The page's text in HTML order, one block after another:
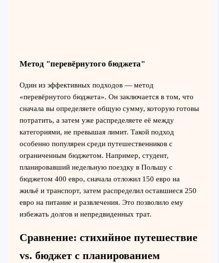
Метод "перевёрнутого бюджета"
Один из эффективных подходов — метод
«перевёрнутого бюджета». Он заключается в том, что
сначала вы определяете общую сумму, которую готовы
потратить, а затем уже распределяете её между
категориями, не превышая лимит. Такой подход
особенно популярен среди путешественников с
ограниченным бюджетом. Например, студент,
планировавший недельную поездку в Польшу с
бюджетом 400 евро, сначала отложил 150 евро на
жильё и транспорт, затем распределил оставшиеся 250
евро на питание и развлечения. Это позволило ему
избежать долгов и непредвиденных трат.
Сравнение: стихийное путешествие
vs. бюджет с планированием